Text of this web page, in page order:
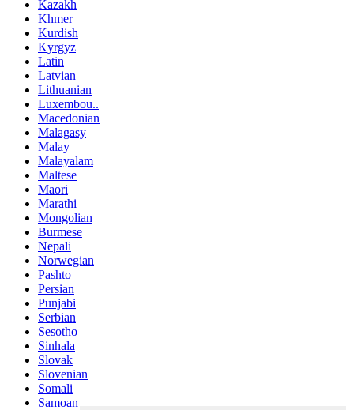
Kazakh
Khmer
Kurdish
Kyrgyz
Latin
Latvian
Lithuanian
Luxembou..
Macedonian
Malagasy
Malay
Malayalam
Maltese
Maori
Marathi
Mongolian
Burmese
Nepali
Norwegian
Pashto
Persian
Punjabi
Serbian
Sesotho
Sinhala
Slovak
Slovenian
Somali
Samoan